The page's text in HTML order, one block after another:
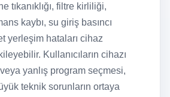
tıkanıklığı, filtre kirliliği,
kaybı, su giriş basıncı
yerleşim hataları cihaz
Kullanıcıların cihazı
veya yanlış program seçmesi,
teknik sorunların ortaya